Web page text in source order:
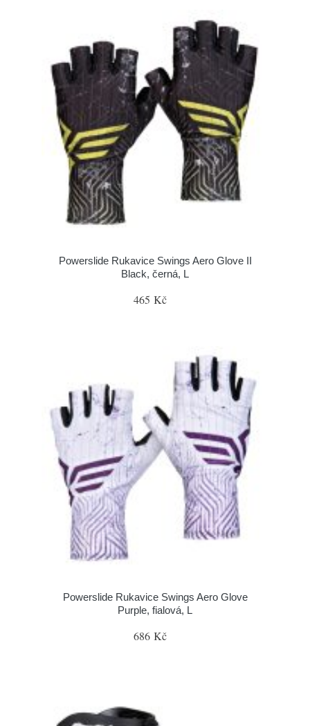
Powerslide Rukavice Swings Aero Glove II
Black, černá, L
465 Kč
Powerslide Rukavice Swings Aero Glove
Purple, fialová, L
686 Kč